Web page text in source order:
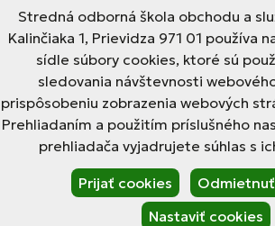
Stredná odborná škola obchodu a
Kalinčiaka 1, Prievidza 971 01 používa
sídle súbory cookies, ktoré sú
sledovania návštevnosti
prispôsobeniu zobrazenia webových
Prehliadaním a použitím príslušného
prehliadača vyjadrujete súhlas s
Prijať cookies
Nastaviť cookies